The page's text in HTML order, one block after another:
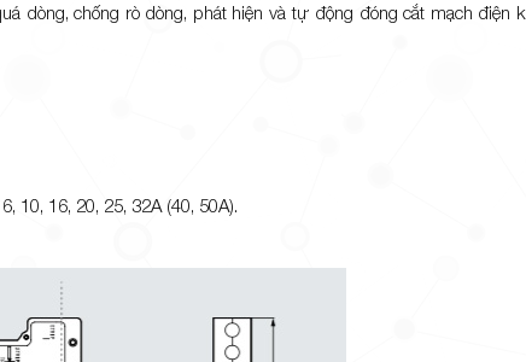
dòng, chống rò dòng, phát hiện và tự động đóng cắt mạch điện
10, 16, 20, 25, 32A (40, 50A).